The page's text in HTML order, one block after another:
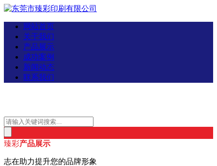
网站首页
关于我们
产品展示
成功案例
新闻动态
联系我们
臻彩产品展示
志在助力提升您的品牌形象